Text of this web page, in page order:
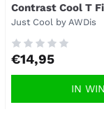
Contrast Cool T
Merk:
Just Cool by AWDis
Prijs: 14,95
€14,95
IN